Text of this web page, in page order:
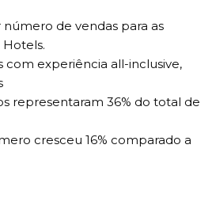
de vendas para as
com experiência all-inclusive,
representaram 36% do total de
cresceu 16% comparado a